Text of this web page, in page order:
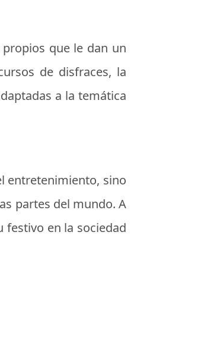
que le dan un
de disfraces, la
a la temática
entretenimiento, sino
partes del mundo. A
festivo en la sociedad